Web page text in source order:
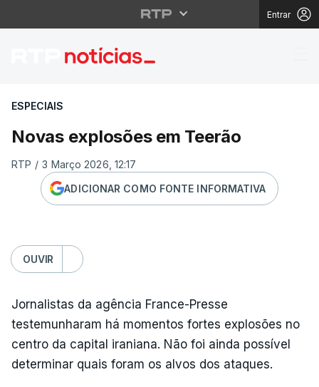
Entrar
Novas explosões em
ESPECIAIS
Novas explosões em Teerão
RTP / 3 Março 2026, 12:17
ADICIONAR COMO FONTE INFORMATIVA
OUVIR
Jornalistas da agência France-Presse
testemunharam há momentos fortes explosões no
centro da capital iraniana. Não foi ainda possível
determinar quais foram os alvos dos ataques.